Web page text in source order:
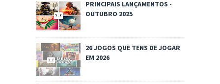
PRINCIPAIS LANÇAMENTOS -
OUTUBRO 2025
26 JOGOS QUE TENS DE JOGAR
EM 2026